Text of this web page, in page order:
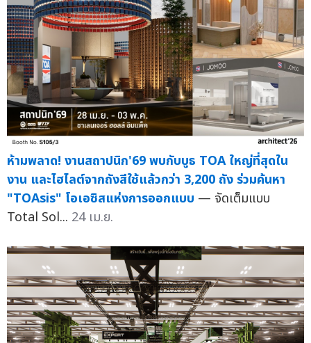
ห้ามพลาด! งานสถาปนิก'69 พบกับบูธ TOA ใหญ่ที่สุดใน
งาน และไฮไลต์จากถังสีใช้แล้วกว่า 3,200 ถัง ร่วมค้นหา
"TOAsis" โอเอซิสแห่งการออกแบบ — จัดเต็มแบบ
Total Sol... 24 เม.ย.